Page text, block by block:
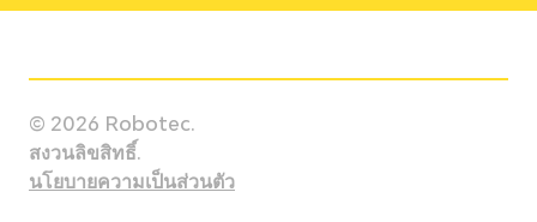
Model
M-1iA/1H
© 2026 Robotec.
สงวนลิขสิทธิ์.
นโยบายความเป็นส่วนตัว